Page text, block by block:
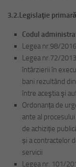
3.2.Legislaţie
Codul
Legea nr.98/
Legea nr.72/
întârzierii în
bani rezultând
între aceştia şi
Ordonanța de
ante al
de achiziție
și a contractelor
servicii
Legea nr. 101/